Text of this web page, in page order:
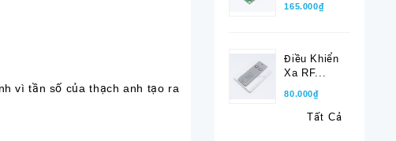
vì tần số của thạch anh tạo ra
165.000₫
Điều Khiển
Xa RF...
80.000₫
Tất Cả